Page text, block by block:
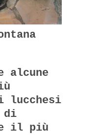
alcune
lucchesi
di
il più